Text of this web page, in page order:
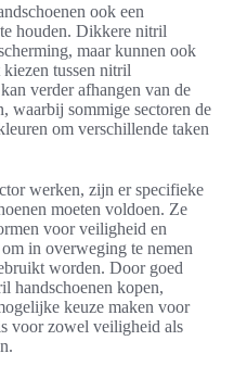
ook een
houden. Dikkere nitril
maar kunnen ook
tussen nitril
verder afhangen van de
waarbij sommige sectoren de
om verschillende taken
werken, zijn er specifieke
moeten voldoen. Ze
voor veiligheid en
in overweging te nemen
worden. Door goed
handschoenen kopen,
keuze maken voor
voor zowel veiligheid als